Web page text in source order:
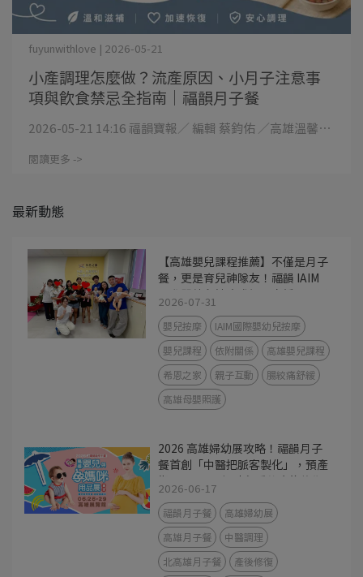
小產調理怎麼做？流產原因、小月子注意事
項與飲食禁忌全指南｜福韻月子餐
fuyunwithlove | 2026-05-21
2026-05-21 14:16 福韻寶報／ 編輯 蔡鈞佑 ／高雄溫馨⋯
閱讀更多 ->
最新動態
【高雄嬰兒課程推薦】不僅是月子
餐，更是育兒神隊友！福韻 IAIM
國際嬰幼兒按摩講師親自授課，用
撫觸建立最美依附關係
2026-07-31
嬰兒按摩
IAIM國際嬰幼兒按摩
嬰兒課程
依附關係
高雄嬰兒課程
希恩之家
親子互動
腸絞痛舒緩
高雄母嬰照護
2026 高雄婦幼展攻略！福韻月子
餐首創「中醫把脈客製化」，預產
期 7-12 月孕媽咪必看的產後修復
指南
2026-06-17
福韻月子餐
高雄婦幼展
高雄月子餐
中醫調理
北高雄月子餐
產後修復